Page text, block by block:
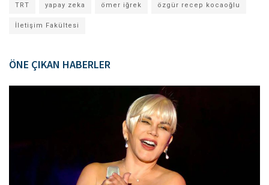
TRT yapay zeka ömer iğrek özgür recep kocaoğlu
İletişim Fakültesi
ÖNE ÇIKAN HABERLER